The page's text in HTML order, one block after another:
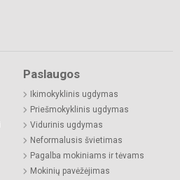
Paslaugos
Ikimokyklinis ugdymas
Priešmokyklinis ugdymas
Vidurinis ugdymas
Neformalusis švietimas
Pagalba mokiniams ir tėvams
Mokinių pavėžėjimas